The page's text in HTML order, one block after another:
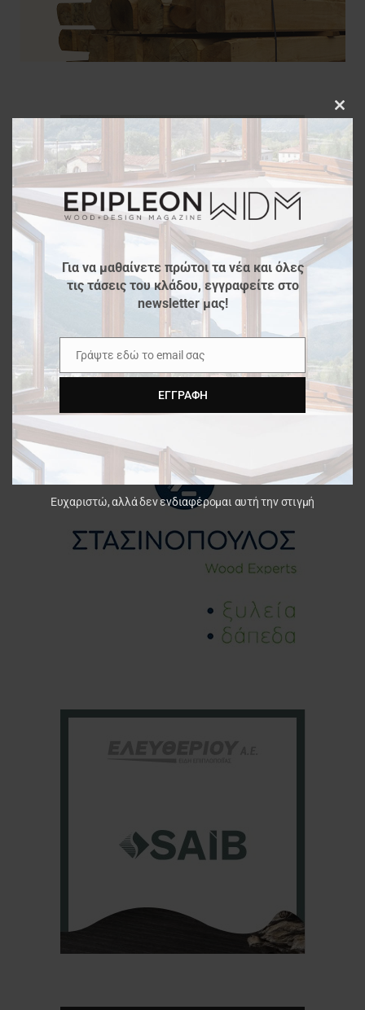
Για να μαθαίνετε πρώτοι τα νέα και όλες
τις τάσεις του κλάδου, εγγραφείτε στο
newsletter μας!
Email
Γράψτε εδώ το email σας
ΕΓΓΡΑΦΉ
Ευχαριστώ, αλλά δεν ενδιαφέρομαι αυτή την στιγμή